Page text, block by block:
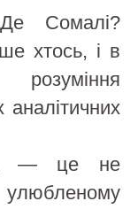
Сомалі?
хтось, і в
аналітичних
— це не